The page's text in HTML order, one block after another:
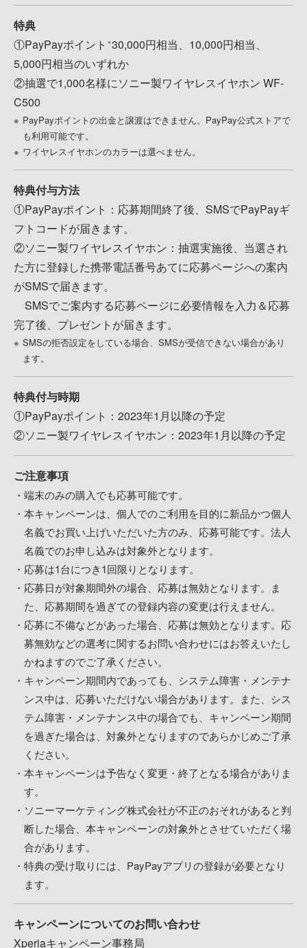
特典
①PayPayポイント ※30,000円相当、10,000円相当、
5,000円相当のいずれか
②抽選で1,000名様にソニー製ワイヤレスイヤホン WF-
C500
PayPayポイントの出金と譲渡はできません。PayPay公式ストアで
も利用可能です。
ワイヤレスイヤホンのカラーは選べません。
特典付与方法
①PayPayポイント：応募期間終了後、SMSでPayPayギ
フトコードが届きます。
②ソニー製ワイヤレスイヤホン：抽選実施後、当選され
た方に登録した携帯電話番号あてに応募ページへの案内
がSMSで届きます。
SMSでご案内する応募ページに必要情報を入力＆応募
完了後、プレゼントが届きます。
SMSの拒否設定をしている場合、SMSが受信できない場合があり
ます。
特典付与時期
①PayPayポイント：2023年1月以降の予定
②ソニー製ワイヤレスイヤホン：2023年1月以降の予定
ご注意事項
端末のみの購入でも応募可能です。
本キャンペーンは、個人でのご利用を目的に新品かつ個人
名義でお買い上げいただいた方のみ、応募可能です。法人
名義でのお申し込みは対象外となります。
応募は1台につき1回限りとなります。
応募日が対象期間外の場合、応募は無効となります。ま
た、応募期間を過ぎての登録内容の変更は行えません。
応募に不備などがあった場合、応募は無効となります。応
募無効などの選考に関するお問い合わせにはお答えいたし
かねますのでご了承ください。
キャンペーン期間内であっても、システム障害・メンテナ
ンス中は、応募いただけない場合があります。また、シス
テム障害・メンテナンス中の場合でも、キャンペーン期間
を過ぎた場合は、対象外となりますのであらかじめご了承
ください。
本キャンペーンは予告なく変更・終了となる場合がありま
す。
ソニーマーケティング株式会社が不正のおそれがあると判
断した場合、本キャンペーンの対象外とさせていただく場
合があります。
特典の受け取りには、PayPayアプリの登録が必要となり
ます。
キャンペーンについてのお問い合わせ
Xperiaキャンペーン事務局